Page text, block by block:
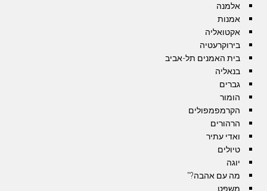
אלמנה
אמנות
אקטואליה
בירוקרעטיה
בית האמנים תל-אביב
בנאליה
גברים
הומור
הקרמפמפולים
הרהורים
ואדי עתיר
טיולים
יוגה
מה עם אהבה?"
משפט